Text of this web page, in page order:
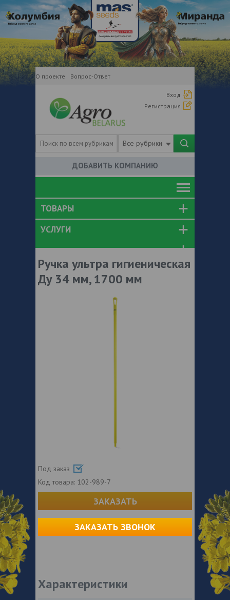
О проекте Вопрос-Ответ
Вход
Регистрация
Все рубрики
ДОБАВИТЬ КОМПАНИЮ
ТОВАРЫ
УСЛУГИ
Ручка ультра гигиеническая
Ду 34 мм, 1700 мм
Под заказ
Код товара: 102-989-7
ЗАКАЗАТЬ
ЗАКАЗАТЬ ЗВОНОК
Характеристики